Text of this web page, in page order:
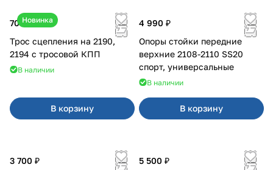
Новинка
700 ₽
Трос сцепления на 2190,
2194 с тросовой КПП
В наличии
В корзину
4 990 ₽
Опоры стойки передние
верхние 2108-2110 SS20
спорт, универсальные
В наличии
В корзину
3 700 ₽
5 500 ₽